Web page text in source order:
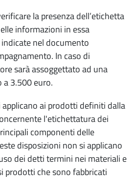
la presenza dell’etichetta
informazioni in essa
nel documento
In caso di
sarà assoggettato ad una
a 3.500 euro.
ai prodotti definiti dalla
l'etichettatura dei
componenti delle
disposizioni non si applicano
dei detti termini nei materiali e
prodotti che sono fabbricati